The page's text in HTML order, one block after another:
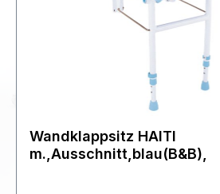
Wandklappsitz HAITI
m.,Ausschnitt,blau(B&B),